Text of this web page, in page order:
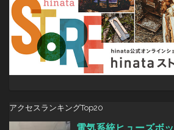
アクセスランキングTop20